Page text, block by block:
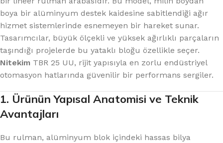
boya bir alüminyum destek kaidesine sabitlendiği ağır
hizmet sistemlerinde esnemeyen bir hareket sunar.
Tasarımcılar, büyük ölçekli ve yüksek ağırlıklı parçaların
taşındığı projelerde bu yataklı bloğu özellikle seçer.
Nitekim TBR 25 UU, rijit yapısıyla en zorlu endüstriyel
otomasyon hatlarında güvenilir bir performans sergiler.
1. Ürünün Yapısal Anatomisi ve Teknik
Avantajları
Bu rulman, alüminyum blok içindeki hassas bilya